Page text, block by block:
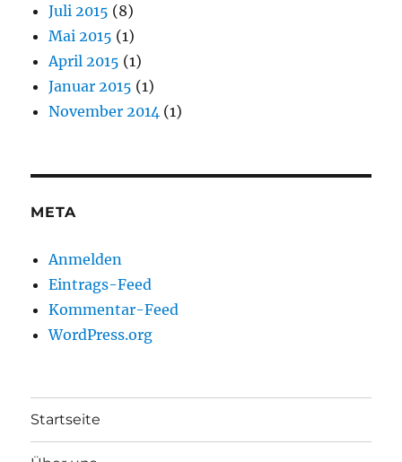
Juli 2015 (8)
Mai 2015 (1)
April 2015 (1)
Januar 2015 (1)
November 2014 (1)
META
Anmelden
Eintrags-Feed
Kommentar-Feed
WordPress.org
Startseite